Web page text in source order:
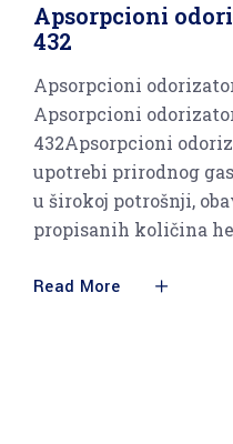
Apsorpcioni
432
Apsorpcioni
Apsorpcioni
432Apsorpcioni
upotrebi prirodnog
u širokoj potrošnji,
propisanih količina
Read More